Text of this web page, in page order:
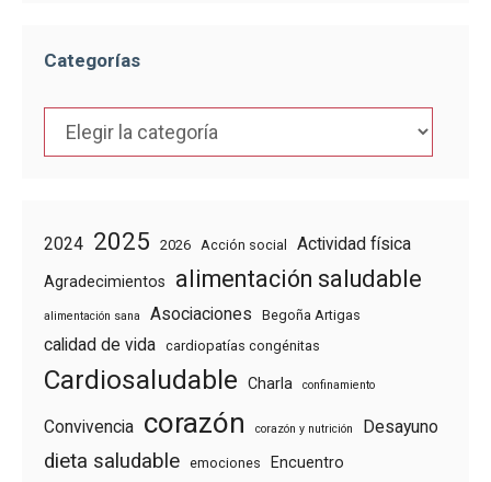
Categorías
Categorías
2024 2025 2026 Acción social Actividad física
Agradecimientos alimentación saludable
alimentación sana Asociaciones Begoña Artigas
calidad de vida cardiopatías congénitas
Cardiosaludable Charla confinamiento
Convivencia corazón corazón y nutrición Desayuno
dieta saludable emociones Encuentro